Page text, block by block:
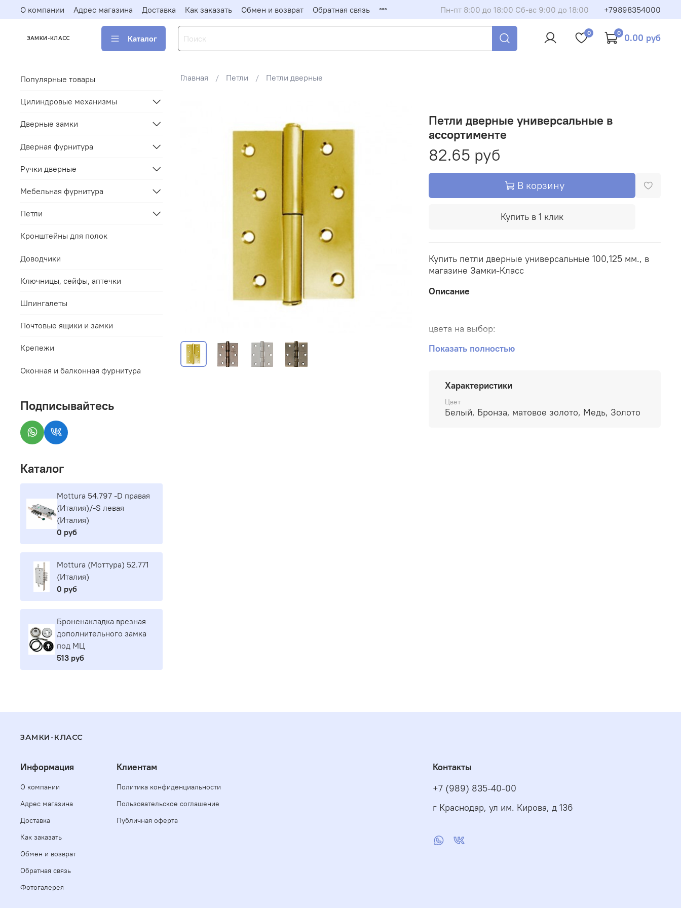
О компании Адрес магазина Доставка Как заказать Обмен и возврат Обратная связь Пн-пт 8:00 до 18:00 Сб-вс 9:00 до 18:00 +79898354000
ЗАМКИ-КЛАСС Каталог
0 0 0.00 руб
Главная Петли Петли дверные
Петли дверные универсальные в
ассортименте
82.65 руб
В корзину
Купить в 1 клик
Купить петли дверные универсальные 100,125 мм., в
магазине Замки-Класс
Описание
цвета на выбор:
GP-
WW- белая
AC - старая медь
Показать полностью
Характеристики
Цвет
Белый, Бронза, матовое золото, Медь, Золото
Популярные товары
Цилиндровые механизмы
Дверные замки
Дверная фурнитура
Ручки дверные
Мебельная фурнитура
Петли
Кронштейны для полок
Доводчики
Ключницы, сейфы, аптечки
Шпингалеты
Почтовые ящики и замки
Крепежи
Оконная и балконная фурнитура
Подписывайтесь
Каталог
Mottura 54.797 -D правая
(Италия)/-S левая
(Италия)
0 руб
Mottura (Моттура) 52.771
(Италия)
0 руб
Броненакладка врезная
дополнительного замка
под МЦ
513 руб
ЗАМКИ-КЛАСС
Информация
О компании
Адрес магазина
Доставка
Как заказать
Обмен и возврат
Обратная связь
Фотогалерея
Клиентам
Политика конфиденциальности
Пользовательское соглашение
Публичная оферта
Контакты
+7 (989) 835-40-00
г Краснодар, ул им. Кирова, д 136